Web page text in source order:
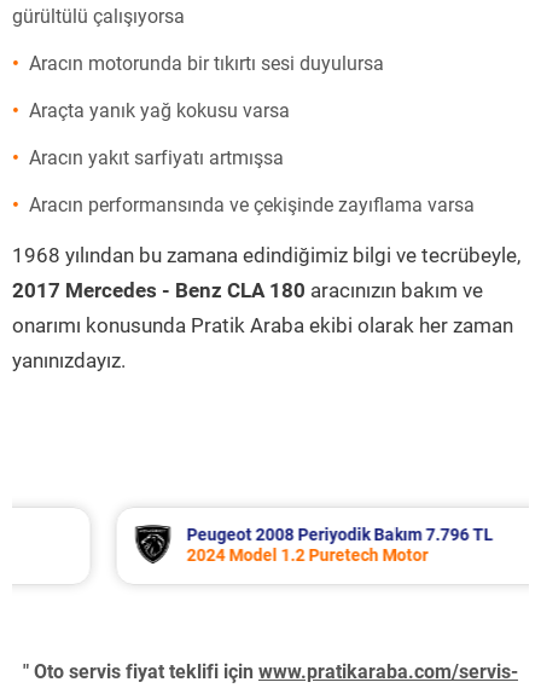
gürültülü çalışıyorsa
Aracın motorunda bir tıkırtı sesi duyulursa
Araçta yanık yağ kokusu varsa
Aracın yakıt sarfiyatı artmışsa
Aracın performansında ve çekişinde zayıflama varsa
1968 yılından bu zamana edindiğimiz bilgi ve tecrübeyle,
2017 Mercedes - Benz CLA 180 aracınızın bakım ve
onarımı konusunda Pratik Araba ekibi olarak her zaman
yanınızdayız.
Peugeot 2008 Periyodik Bakım 7.796 TL
2024 Model 1.2 Puretech Motor
" Oto servis fiyat teklifi için www.pratikaraba.com/servis-